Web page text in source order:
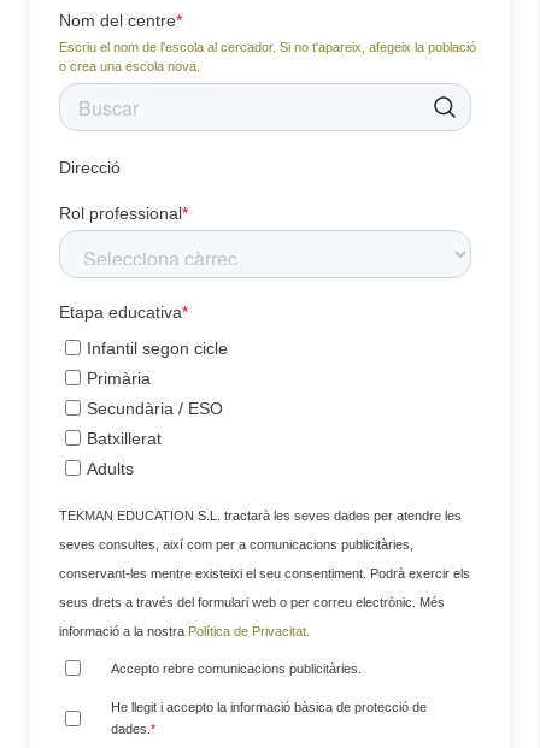
Nom del centre*
Escriu el nom de l'escola al cercador. Si no t'apareix, afegeix la població
o crea una escola nova.
Direcció
Rol professional*
Etapa educativa*
Infantil segon cicle
Primària
Secundària / ESO
Batxillerat
Adults
TEKMAN EDUCATION S.L. tractarà les seves dades per atendre les
seves consultes, així com per a comunicacions publicitàries,
conservant-les mentre existeixi el seu consentiment. Podrà exercir els
seus drets a través del formulari web o per correu electrònic. Més
informació a la nostra Política de Privacitat.
Accepto rebre comunicacions publicitàries.
He llegit i accepto la informació bàsica de protecció de
dades. *